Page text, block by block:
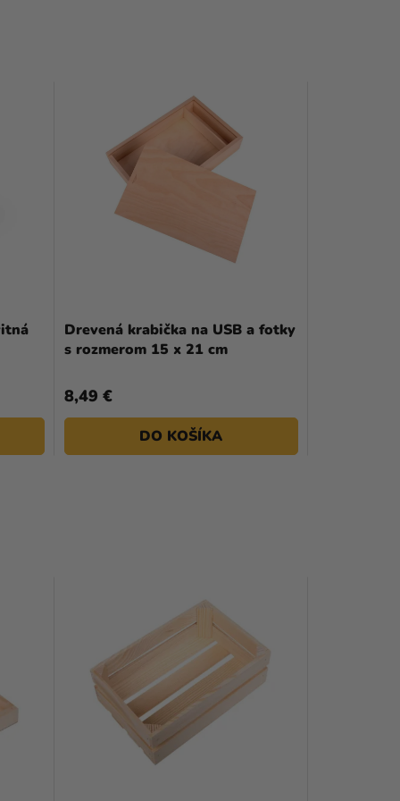
Drevená krabička na USB a fotky
s rozmerom 15 x 21 cm
8,49 €
DO KOŠÍKA